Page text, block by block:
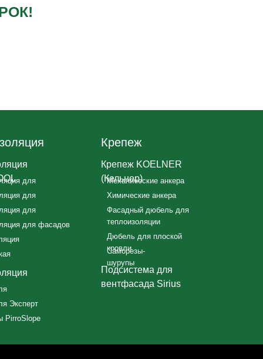
Эксперт
PirroSlope
для
для
для фасадов
для
Подсистема для
вентфасада Sirius
Крепеж
Механические анкера
Химические анкера
Фасадный дюбель для
теплоизоляции
Дюбель для плоской
кровли
Саморезы-
шурупы
Крепеж KOELNER
(Кельнер)